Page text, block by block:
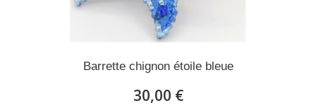
Barrette chignon étoile bleue
30,00 €